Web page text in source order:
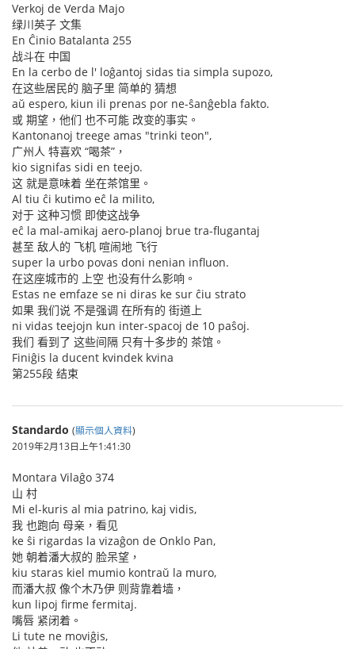
Verkoj de Verda Majo
绿川英子 文集
En Ĉinio Batalanta 255
战斗在 中国
En la cerbo de l' loĝantoj sidas tia simpla supozo,
在这些居民的 脑子里 简单的 猜想
aŭ espero, kiun ili prenas por ne-ŝanĝebla fakto.
或 期望，他们 也不可能 改变的事实。
Kantonanoj treege amas "trinki teon",
广州人 特喜欢 “喝茶”，
kio signifas sidi en teejo.
这 就是意味着 坐在茶馆里。
Al tiu ĉi kutimo eĉ la milito,
对于 这种习惯 即使这战争
eĉ la mal-amikaj aero-planoj brue tra-flugantaj
甚至 敌人的 飞机 喧闹地 飞行
super la urbo povas doni nenian influon.
在这座城市的 上空 也没有什么影响。
Estas ne emfaze se ni diras ke sur ĉiu strato
如果 我们说 不是强调 在所有的 街道上
ni vidas teejojn kun inter-spacoj de 10 paŝoj.
我们 看到了 这些间隔 只有十多步的 茶馆。
Finiĝis la ducent kvindek kvina
第255段 结束
Standardo (顯示個人資料)
2019年2月13日上午1:41:30
Montara Vilaĝo 374
山 村
Mi el-kuris al mia patrino, kaj vidis,
我 也跑向 母亲，看见
ke ŝi rigardas la vizaĝon de Onklo Pan,
她 朝着潘大叔的 脸呆望，
kiu staras kiel mumio kontraŭ la muro,
而潘大叔 像个木乃伊 则背靠着墙，
kun lipoj firme fermitaj.
嘴唇 紧闭着。
Li tute ne moviĝis,